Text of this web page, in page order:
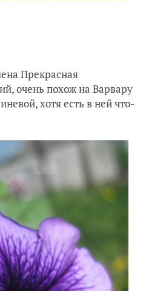
Прекрасная
очень похож на Варвару
хотя есть в ней что-